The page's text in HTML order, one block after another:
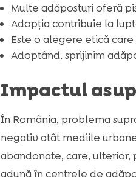
Multe adăposturi oferă
Adopția contribuie la
Este o alegere etică
Adoptând, sprijinim
Impactul
În România, problema
negativ atât mediile
abandonate, care, ulterior,
adună în centrele de